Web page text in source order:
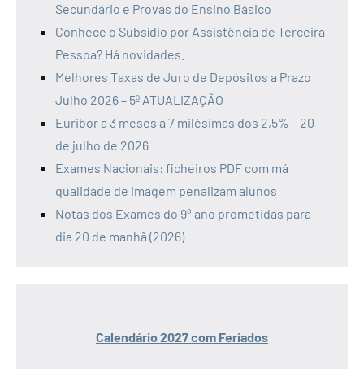
Secundário e Provas do Ensino Básico
Conhece o Subsídio por Assistência de Terceira
Pessoa? Há novidades.
Melhores Taxas de Juro de Depósitos a Prazo
Julho 2026 – 5ª ATUALIZAÇÃO
Euribor a 3 meses a 7 milésimas dos 2,5% – 20
de julho de 2026
Exames Nacionais: ficheiros PDF com má
qualidade de imagem penalizam alunos
Notas dos Exames do 9º ano prometidas para
dia 20 de manhã (2026)
Calendário 2027 com Feriados